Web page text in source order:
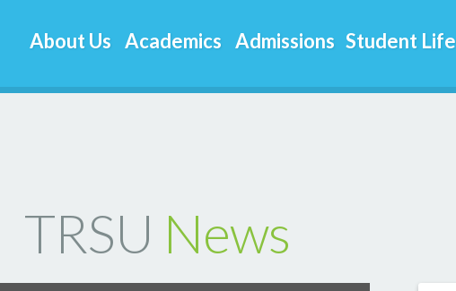
About Us Academics Admissions Student Life
TRSU News